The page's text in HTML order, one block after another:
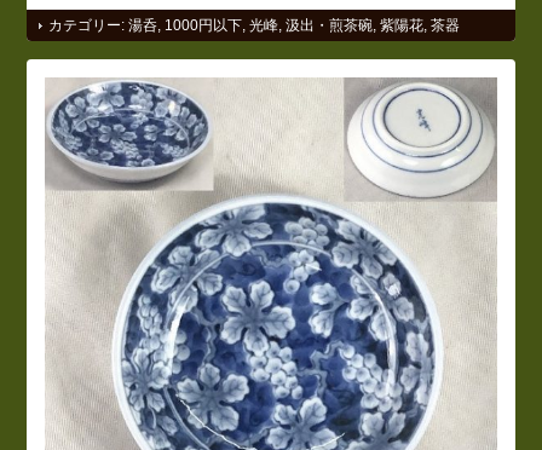
カテゴリー:湯呑 1000円以下 ,光峰 ,汲出・煎茶碗 ,紫陽花 ,茶器